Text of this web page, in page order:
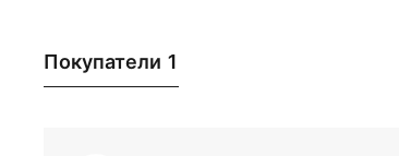
Покупатели 1